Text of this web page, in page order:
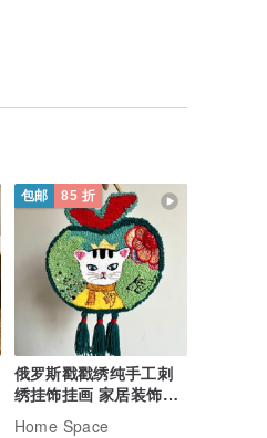
包邮 85 折
俄罗斯戳戳绣纯手工刺
绣挂饰挂画 家居装饰用
品 可爱猫咪绣 挂饰
Home Space